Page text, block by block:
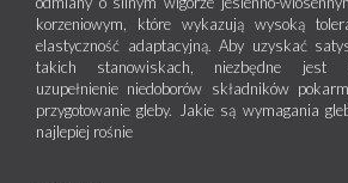
korzeniowym, które wykazują wysoką
elastyczność adaptacyjną. Aby uzyskać
takich stanowiskach, niezbędne jest
uzupełnienie niedoborów składników
przygotowanie gleby. Jakie są wymagania
najlepiej rośnie